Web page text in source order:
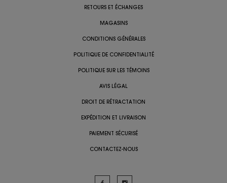
RETOURS ET ÉCHANGES
MAGASINS
CONDITIONS GÉNÉRALES
POLITIQUE DE CONFIDENTIALITÉ
POLITIQUE SUR LES TÉMOINS
AVIS LÉGAL
DROIT DE RÉTRACTATION
EXPÉDITION ET LIVRAISON
PAIEMENT SÉCURISÉ
CONTACTEZ-NOUS